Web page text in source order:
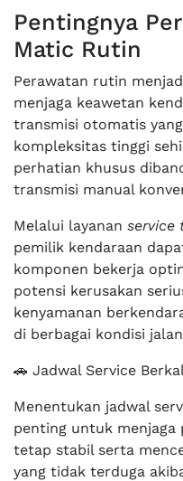
Pentingnya
Matic Rutin
Perawatan rutin
menjaga keawetan
transmisi otomatis
kompleksitas tinggi
perhatian khusus
transmisi manual
Melalui layanan service
pemilik kendaraan
komponen bekerja
potensi kerusakan
kenyamanan
di berbagai kondisi jalan
🚗 Jadwal Service
Menentukan jadwal
penting untuk menjaga
tetap stabil serta
yang tidak terduga